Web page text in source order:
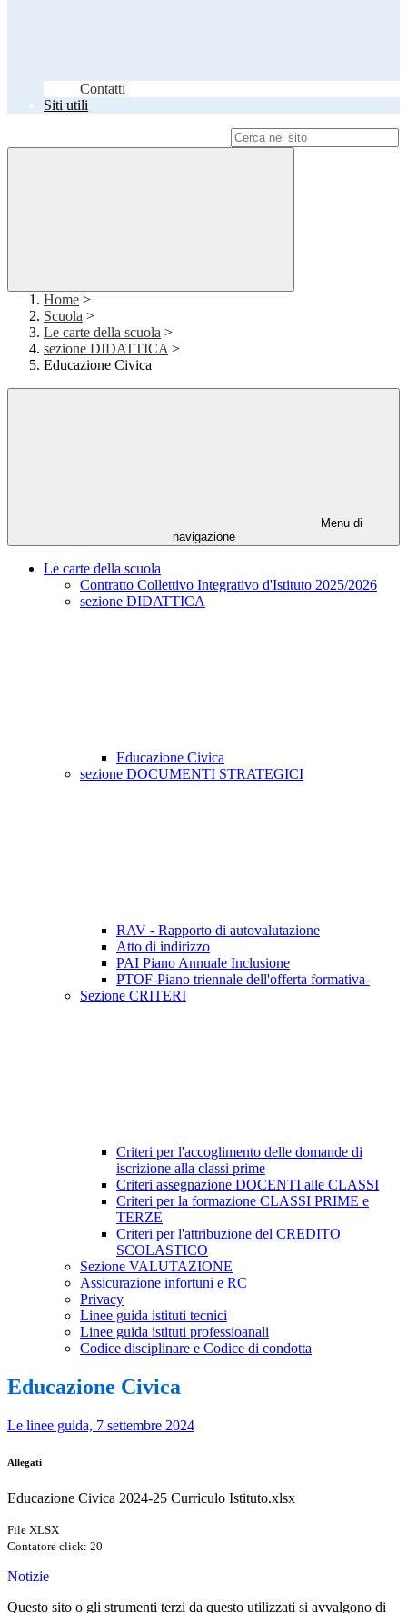
Contatti
Siti utili
Home >
Scuola >
Le carte della scuola >
sezione DIDATTICA >
Educazione Civica
Menu di
navigazione
Le carte della scuola
Contratto Collettivo Integrativo d'Istituto 2025/2026
sezione DIDATTICA
Educazione Civica
sezione DOCUMENTI STRATEGICI
RAV - Rapporto di autovalutazione
Atto di indirizzo
PAI Piano Annuale Inclusione
PTOF-Piano triennale dell'offerta formativa-
Sezione CRITERI
Criteri per l'accoglimento delle domande di
iscrizione alla classi prime
Criteri assegnazione DOCENTI alle CLASSI
Criteri per la formazione CLASSI PRIME e
TERZE
Criteri per l'attribuzione del CREDITO
SCOLASTICO
Sezione VALUTAZIONE
Assicurazione infortuni e RC
Privacy
Linee guida istituti tecnici
Linee guida istituti professioanali
Codice disciplinare e Codice di condotta
Educazione Civica
Le linee guida, 7 settembre 2024
Allegati
Educazione Civica 2024-25 Curriculo Istituto.xlsx
File XLSX
Contatore click: 20
Notizie
Questo sito o gli strumenti terzi da questo utilizzati si avvalgono di